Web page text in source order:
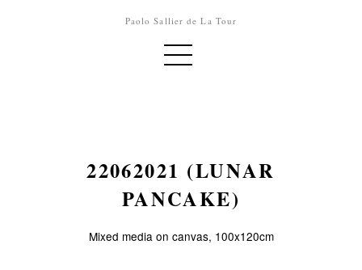
Paolo Sallier de La Tour
22062021 (LUNAR
PANCAKE)
Mixed media on canvas, 100x120cm